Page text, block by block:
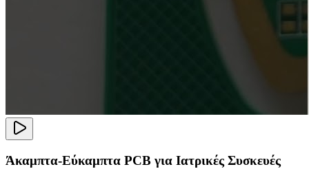
Άκαμπτα-Εύκαμπτα PCB για Ιατρικές Συσκευές